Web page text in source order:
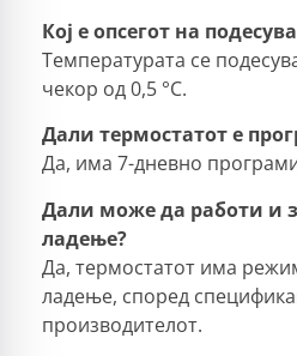
Кој е опсегот на
Температурата се
чекор од 0,5 °C.
Дали термостатот е
Да, има 7-дневно
Дали може да работи и
ладење?
Да, термостатот има
ладење, според
производителот.